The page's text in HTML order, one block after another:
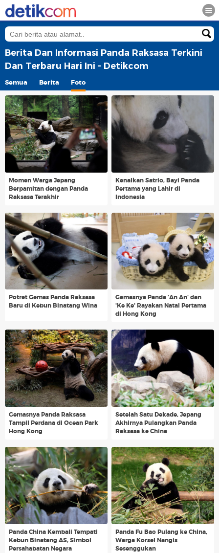
Berita Dan Informasi Panda Raksasa Terkini
Dan Terbaru Hari Ini - Detikcom
Semua Berita Foto
Momen Warga Jepang
Berpamitan dengan Panda
Raksasa Terakhir
Kenalkan Satrio, Bayi Panda
Pertama yang Lahir di
Indonesia
Potret Gemas Panda Raksasa
Baru di Kebun Binatang Wina
Gemasnya Panda 'An An' dan
'Ke Ke' Rayakan Natal Pertama
di Hong Kong
Gemasnya Panda Raksasa
Tampil Perdana di Ocean Park
Hong Kong
Setelah Satu Dekade, Jepang
Akhirnya Pulangkan Panda
Raksasa ke China
Panda China Kembali Tempati
Kebun Binatang AS, Simbol
Persahabatan Negara
Panda Fu Bao Pulang ke China,
Warga Korsel Nangis
Sesenggukan